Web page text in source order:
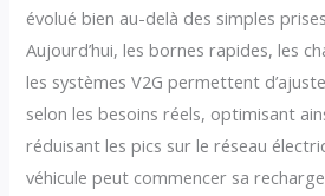
évolué bien au-delà des simples
Aujourd’hui, les bornes rapides, les
les systèmes V2G permettent
selon les besoins réels, optimisant
réduisant les pics sur le réseau
véhicule peut commencer sa